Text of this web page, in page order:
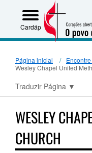
Cardápio
Página inicial
Wesley Chapel United
Traduzir Página ▼
WESLEY
CHURCH